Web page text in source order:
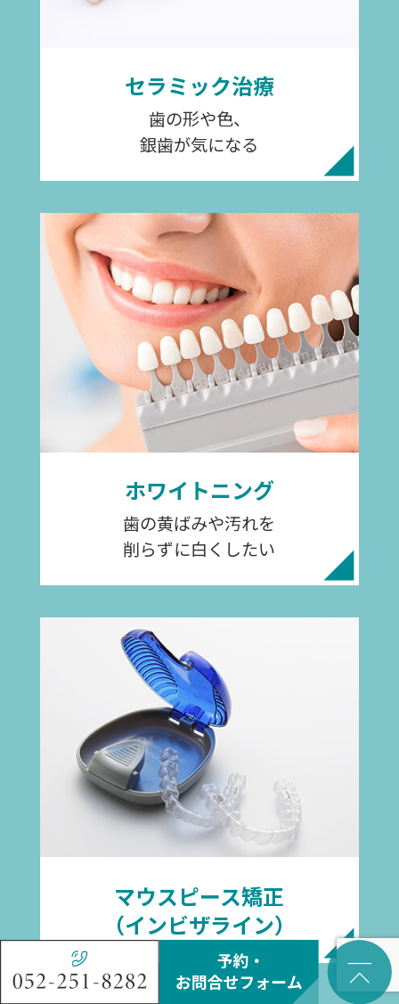
セラミック治療
歯の形や色、
銀歯が気になる
ホワイトニング
歯の黄ばみや汚れを
削らずに白くしたい
マウスピース矯正
（インビザライン）